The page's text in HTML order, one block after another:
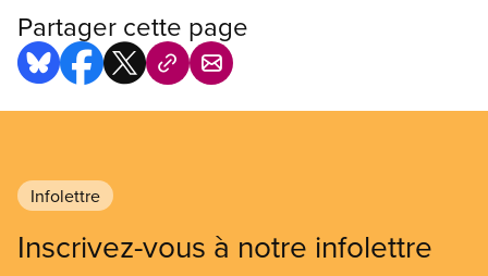
Partager cette page
Infolettre
Inscrivez-vous à notre infolettre